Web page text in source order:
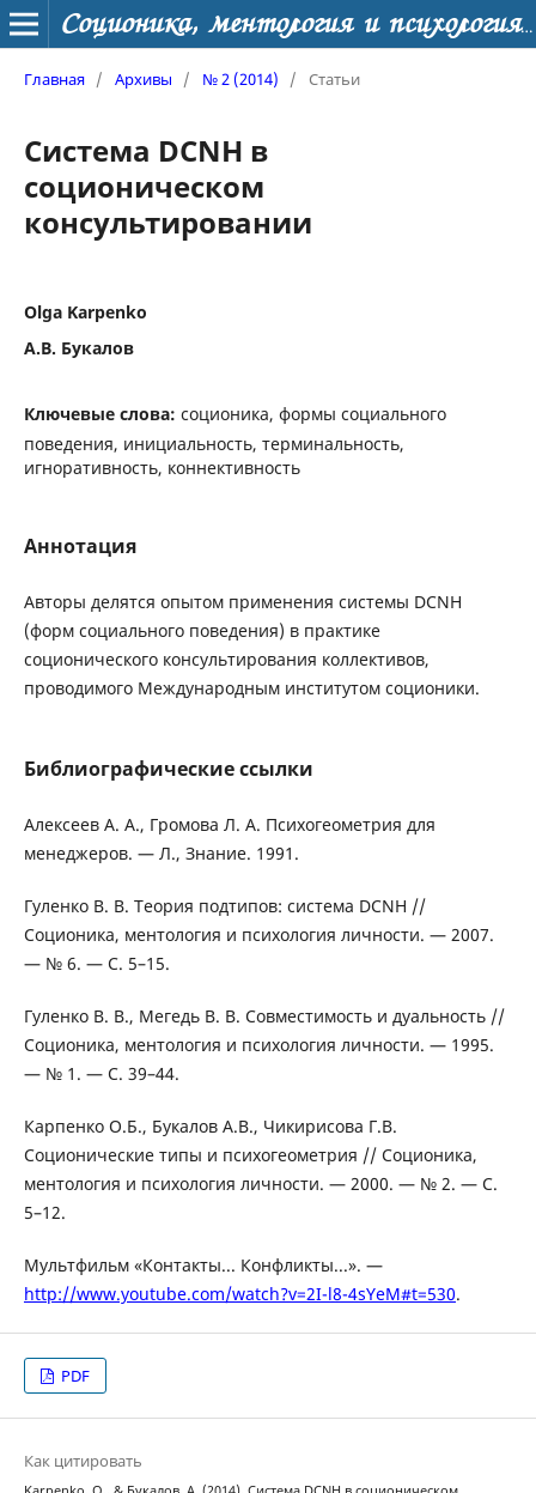
Соционика, ментология и психология личности
Главная / Архивы / № 2 (2014) / Статьи
Система DCNH в
соционическом
консультировании
Olga Karpenko
А.В. Букалов
Ключевые слова: соционика, формы социального
поведения, инициальность, терминальность,
игноративность, коннективность
Аннотация
Авторы делятся опытом применения системы DCNH
(форм социального поведения) в практике
соционического консультирования коллективов,
проводимого Международным институтом соционики.
Библиографические ссылки
Алексеев А. А., Громова Л. А. Психогеометрия для
менеджеров. — Л., Знание. 1991.
Гуленко В. В. Теория подтипов: система DCNH //
Соционика, ментология и психология личности. — 2007.
— № 6. — С. 5–15.
Гуленко В. В., Мегедь В. В. Совместимость и дуальность //
Соционика, ментология и психология личности. — 1995.
— № 1. — С. 39–44.
Карпенко О.Б., Букалов А.В., Чикирисова Г.В.
Соционические типы и психогеометрия // Соционика,
ментология и психология личности. — 2000. — № 2. — С.
5–12.
Мультфильм «Контакты... Конфликты...». —
http://www.youtube.com/watch?v=2I-l8-4sYeM#t=530.
PDF
Как цитировать